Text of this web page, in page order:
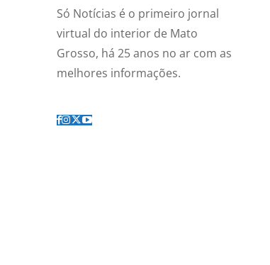
Só Notícias é o primeiro jornal
virtual do interior de Mato
Grosso, há 25 anos no ar com as
melhores informações.